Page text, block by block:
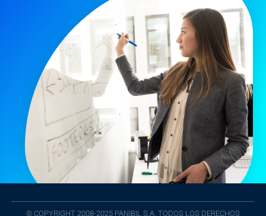
© COPYRIGHT 2008-2025 PANIBIL S.A. TODOS LOS DERECHOS